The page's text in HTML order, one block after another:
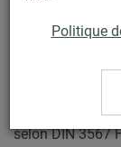
Politique
Patin TF-1
selon DIN 3567